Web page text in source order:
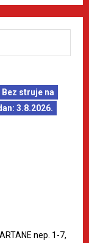
Bez struje na
3.8.2026.
nep. 1-7,